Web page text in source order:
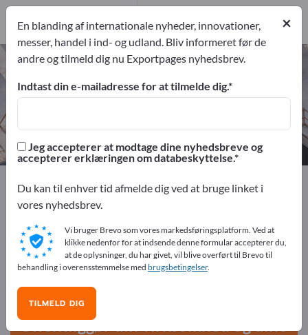
Lydisolerende paneler – find
producenter og leverandører
1
1
Exportpages
Bygge- og anlægsvirksomhed
Isoleringsteknik
Isoleringsmaterialer
Lydisolerende paneler
Annoncer gratis på Exportpages!
Behov – Tilbud – Brugte varer – Forretningskontakter >>
start her
Offentliggør din virksomhed og dine
×
En blanding af internationale nyheder, innovationer,
messer, handel i ind- og udland. Bliv informeret før de
andre og tilmeld dig nu Exportpages nyhedsbrev.
Indtast din e-mailadresse for at tilmelde dig.
Jeg accepterer at modtage dine nyhedsbreve og
accepterer erklæringen om databeskyttelse.
Du kan til enhver tid afmelde dig ved at bruge linket i
vores nyhedsbrev.
Vi bruger Brevo som vores markedsføringsplatform. Ved at
klikke nedenfor for at indsende denne formular accepterer du,
at de oplysninger, du har givet, vil blive overført til Brevo til
behandling i overensstemmelse med brugsbetingelser.
TILMELD DIG